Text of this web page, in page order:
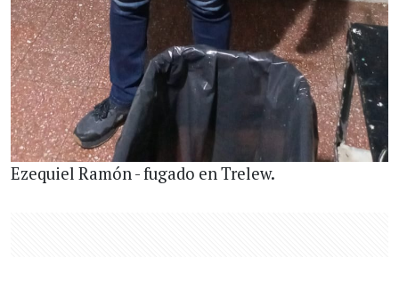
Ezequiel Ramón - fugado en Trelew.